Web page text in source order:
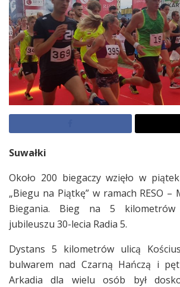
Suwałki
Około 200 biegaczy wzięło w
„Biegu na Piątkę” w ramach RESO –
Biegania. Bieg na 5 kilometrów
jubileuszu 30-lecia Radia 5.
Dystans 5 kilometrów ulicą
bulwarem nad Czarną Hańczą i
Arkadia dla wielu osób był